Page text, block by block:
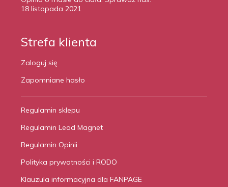
18 listopada 2021
Strefa klienta
Zaloguj się
Zapomniane hasło
Regulamin sklepu
Regulamin Lead Magnet
Regulamin Opinii
Polityka prywatności i RODO
Klauzula informacyjna dla FANPAGE